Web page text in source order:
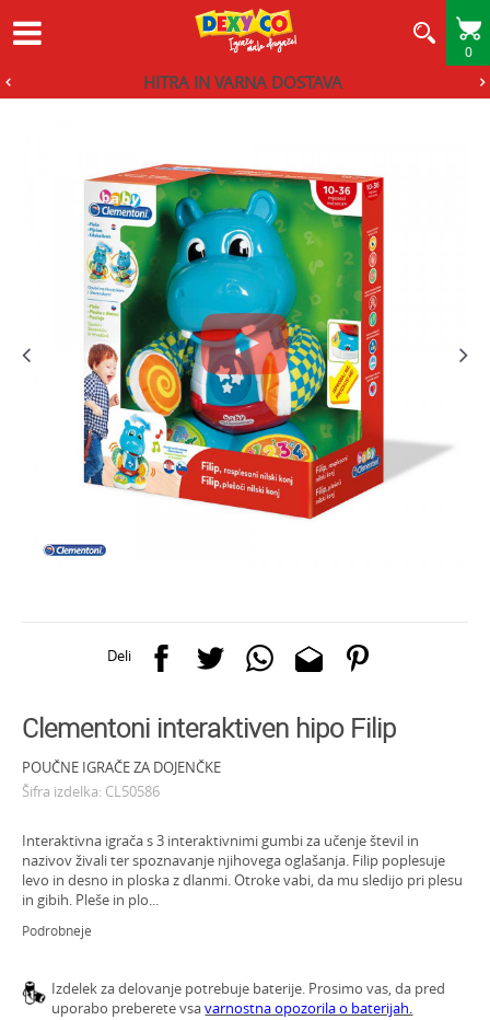
0
HITRA IN VARNA DOSTAVA
Deli
Clementoni interaktiven hipo Filip
POUČNE IGRAČE ZA DOJENČKE
Šifra izdelka: CL50586
Interaktivna igrača s 3 interaktivnimi gumbi za učenje števil in
nazivov živali ter spoznavanje njihovega oglašanja. Filip poplesuje
levo in desno in ploska z dlanmi. Otroke vabi, da mu sledijo pri plesu
in gibih. Pleše in plo...
Podrobneje
Izdelek za delovanje potrebuje baterije. Prosimo vas, da pred
uporabo preberete vsavarnostna opozorila o baterijah.